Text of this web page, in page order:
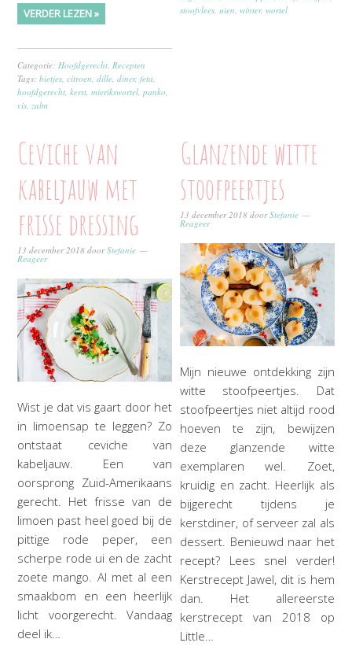
VERDER LEZEN »
Categorie:Hoofdgerecht,Recepten
Tags:bietjes,citroen,dille,diner,feta,
hoofdgerecht,kerst,mierikswortel,panko,
vis,zalm
stoofvlees,uien,winter,wortel
Ceviche van
kabeljauw met
frisse dressing
13 december 2018 doorStefanie
Reageer
Wist je dat vis gaart door het
in limoensap te leggen? Zo
ontstaat ceviche van
kabeljauw. Een van
oorsprong Zuid-Amerikaans
gerecht. Het frisse van de
limoen past heel goed bij de
pittige rode peper, een
scherpe rode ui en de zacht
zoete mango. Al met al een
smaakbom en een heerlijk
licht voorgerecht. Vandaag
deel ik…
Glanzende witte
stoofpeertjes
13 december 2018 doorStefanie
Reageer
Mijn nieuwe ontdekking zijn
witte stoofpeertjes. Dat
stoofpeertjes niet altijd rood
hoeven te zijn, bewijzen
deze glanzende witte
exemplaren wel. Zoet,
kruidig en zacht. Heerlijk als
bijgerecht tijdens je
kerstdiner, of serveer zal als
dessert. Benieuwd naar het
recept? Lees snel verder!
Kerstrecept Jawel, dit is hem
dan. Het allereerste
kerstrecept van 2018 op
Little…